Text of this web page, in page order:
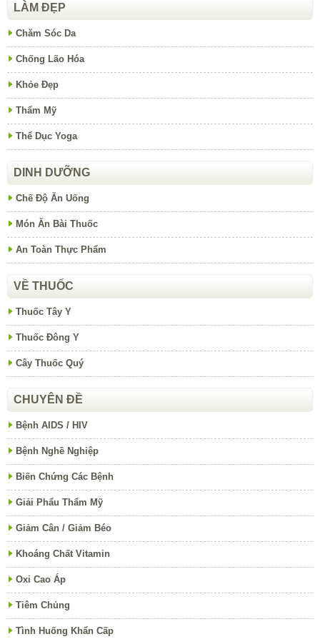
LÀM ĐẸP
Chăm Sóc Da
Chống Lão Hóa
Khỏe Đẹp
Thẩm Mỹ
Thể Dục Yoga
DINH DƯỠNG
Chế Độ Ăn Uống
Món Ăn Bài Thuốc
An Toàn Thực Phẩm
VỀ THUỐC
Thuốc Tây Y
Thuốc Đông Y
Cây Thuốc Quý
CHUYÊN ĐỀ
Bệnh AIDS / HIV
Bệnh Nghề Nghiệp
Biến Chứng Các Bệnh
Giải Phẩu Thẩm Mỹ
Giảm Cân / Giảm Béo
Khoáng Chất Vitamin
Oxi Cao Áp
Tiêm Chủng
Tình Huống Khẩn Cấp